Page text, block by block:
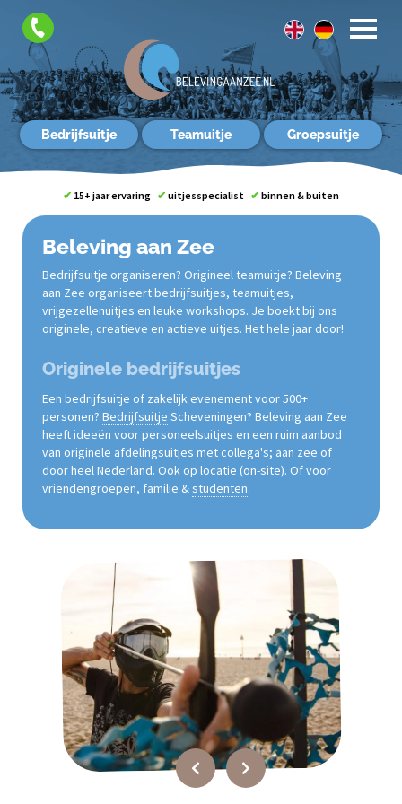
Bedrijfsuitje Teamuitje Groepsuitje
✔ 15+ jaar ervaring ✔ uitjesspecialist ✔ binnen & buiten
Beleving aan Zee
Bedrijfsuitje organiseren? Origineel teamuitje? Beleving
aan Zee organiseert bedrijfsuitjes, teamuitjes,
vrijgezellenuitjes en leuke workshops. Je boekt bij ons
originele, creatieve en actieve uitjes. Het hele jaar door!
Originele bedrijfsuitjes
Een bedrijfsuitje of zakelijk evenement voor 500+
personen? Bedrijfsuitje Scheveningen? Beleving aan Zee
heeft ideeën voor personeelsuitjes en een ruim aanbod
van originele afdelingsuitjes met collega's; aan zee of
door heel Nederland. Ook op locatie (on-site). Of voor
vriendengroepen, familie &studenten.